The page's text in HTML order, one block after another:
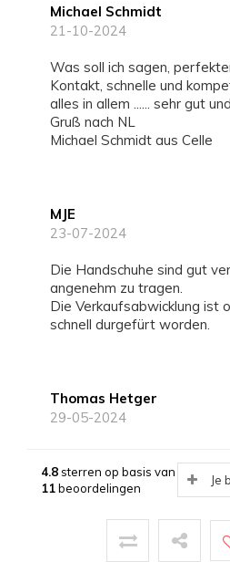
Michael Schmidt
21-10-2024
Was soll ich sagen, perfekter Service, netter
Kontakt, schnelle und
alles in allem ...... sehr gut
Gruß nach NL
Michael Schmidt aus Celle
MJE
23-07-2024
Die Handschuhe sind gut verarbeitet und
angenehm zu tragen.
Die Verkaufsabwicklung ist
schnell durgefürt worden.
Thomas Hetger
29-05-2024
17-03-2024
4.8sterren op basis van
11beoordelingen
Je